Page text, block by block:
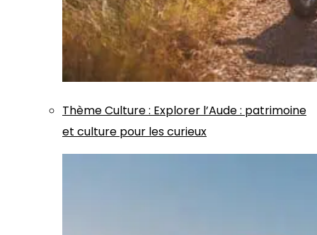
ThèmeCulture: Explorer l’Aude : patrimoine
et culture pour les curieux